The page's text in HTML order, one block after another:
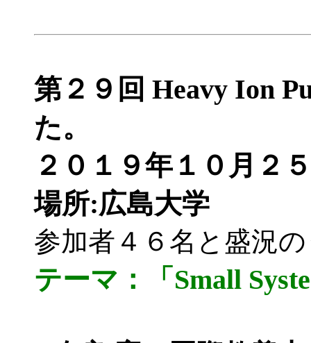
第２９回 Heavy Ion
た。
２０１９年１０月２
場所:広島大学
参加者４６名と盛況
テーマ：「Small